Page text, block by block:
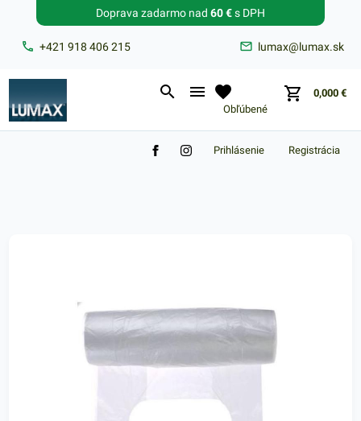
+421 918 406 215 lumax@lumax.sk
Doprava zadarmo nad 60 €s DPH
Obľúbené
0,000 €
Zabudnuté heslo?
Registrácia
Prihlásenie